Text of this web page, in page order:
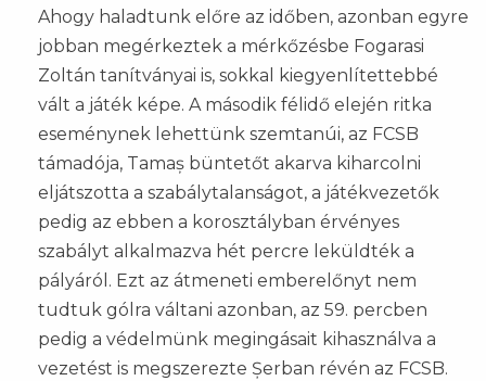
Ahogy haladtunk előre az időben, azonban egyre
jobban megérkeztek a mérkőzésbe Fogarasi
Zoltán tanítványai is, sokkal kiegyenlítettebbé
vált a játék képe. A második félidő elején ritka
eseménynek lehettünk szemtanúi, az FCSB
támadója, Tamaș büntetőt akarva kiharcolni
eljátszotta a szabálytalanságot, a játékvezetők
pedig az ebben a korosztályban érvényes
szabályt alkalmazva hét percre leküldték a
pályáról. Ezt az átmeneti emberelőnyt nem
tudtuk gólra váltani azonban, az 59. percben
pedig a védelmünk megingásait kihasználva a
vezetést is megszerezte Șerban révén az FCSB.